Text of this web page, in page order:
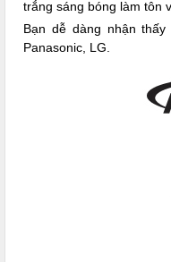
trắng sáng bóng làm tôn
Bạn dễ dàng nhận
Panasonic, LG.